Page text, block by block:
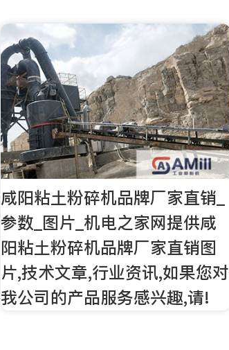
咸阳粘土粉碎机品牌厂家直销_
参数_图片_机电之家网提供咸
阳粘土粉碎机品牌厂家直销图
片,技术文章,行业资讯,如果您对
我公司的产品服务感兴趣,请!